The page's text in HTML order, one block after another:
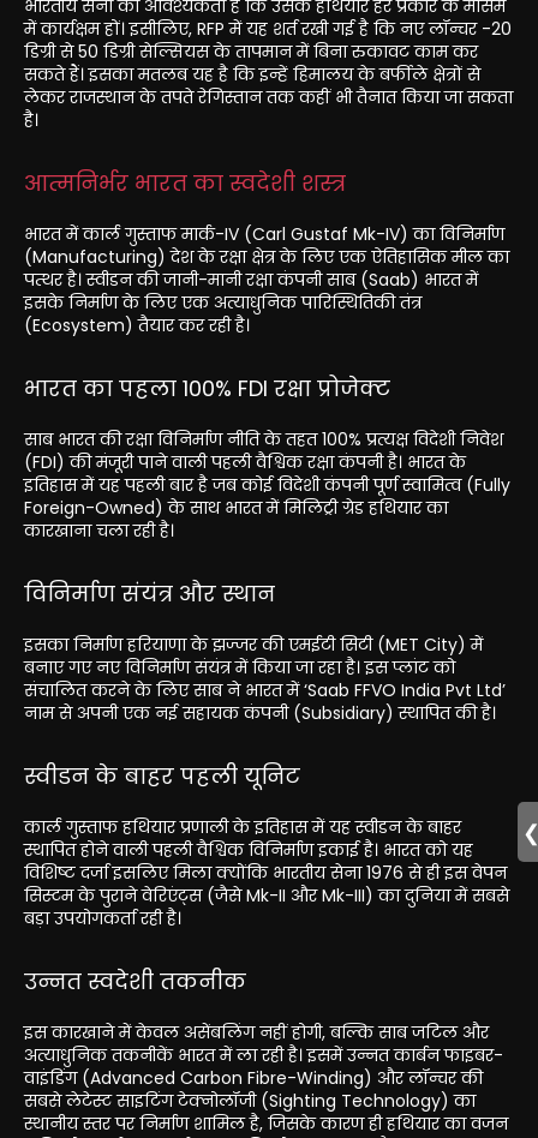
भारतीय सेना की आवश्यकता है कि उसके हथियार हर प्रकार के मौसम
में कार्यक्षम हों। इसीलिए, RFP में यह शर्त रखी गई है कि नए लॉन्चर -20
डिग्री से 50 डिग्री सेल्सियस के तापमान में बिना रुकावट काम कर
सकते हैं। इसका मतलब यह है कि इन्हें हिमालय के बर्फीले क्षेत्रों से
लेकर राजस्थान के तपते रेगिस्तान तक कहीं भी तैनात किया जा सकता
है।
आत्मनिर्भर भारत का स्वदेशी शस्त्र
भारत में कार्ल गुस्ताफ मार्क-IV (Carl Gustaf Mk-IV) का विनिर्माण
(Manufacturing) देश के रक्षा क्षेत्र के लिए एक ऐतिहासिक मील का
पत्थर है। स्वीडन की जानी-मानी रक्षा कंपनी साब (Saab) भारत में
इसके निर्माण के लिए एक अत्याधुनिक पारिस्थितिकी तंत्र
(Ecosystem) तैयार कर रही है।
भारत का पहला 100% FDI रक्षा प्रोजेक्ट
साब भारत की रक्षा विनिर्माण नीति के तहत 100% प्रत्यक्ष विदेशी निवेश
(FDI) की मंजूरी पाने वाली पहली वैश्विक रक्षा कंपनी है। भारत के
इतिहास में यह पहली बार है जब कोई विदेशी कंपनी पूर्ण स्वामित्व (Fully
Foreign-Owned) के साथ भारत में मिलिट्री ग्रेड हथियार का
कारखाना चला रही है।
विनिर्माण संयंत्र और स्थान
इसका निर्माण हरियाणा के झज्जर की एमईटी सिटी (MET City) में
बनाए गए नए विनिर्माण संयंत्र में किया जा रहा है। इस प्लांट को
संचालित करने के लिए साब ने भारत में ‘Saab FFVO India Pvt Ltd’
नाम से अपनी एक नई सहायक कंपनी (Subsidiary) स्थापित की है।
स्वीडन के बाहर पहली यूनिट
कार्ल गुस्ताफ हथियार प्रणाली के इतिहास में यह स्वीडन के बाहर
स्थापित होने वाली पहली वैश्विक विनिर्माण इकाई है। भारत को यह
विशिष्ट दर्जा इसलिए मिला क्योंकि भारतीय सेना 1976 से ही इस वेपन
सिस्टम के पुराने वेरिएंट्स (जैसे Mk-II और Mk-III) का दुनिया में सबसे
बड़ा उपयोगकर्ता रही है।
उन्नत स्वदेशी तकनीक
इस कारखाने में केवल असेंबलिंग नहीं होगी, बल्कि साब जटिल और
अत्याधुनिक तकनीकें भारत में ला रही है। इसमें उन्नत कार्बन फाइबर-
वाइंडिंग (Advanced Carbon Fibre-Winding) और लॉन्चर की
सबसे लेटेस्ट साइटिंग टेक्नोलॉजी (Sighting Technology) का
स्थानीय स्तर पर निर्माण शामिल है, जिसके कारण ही हथियार का वजन